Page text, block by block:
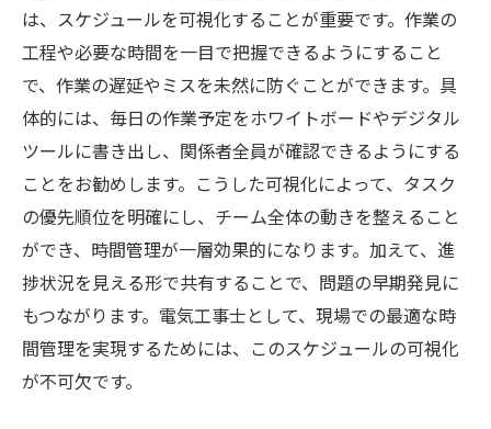
無駄を省いた作業プロセスの構築
問題発生時の迅速な対応法
効率的なチームビルディングの秘訣
チームワークを高める電気工事士の時間管理術
チーム全体の時間感覚を共有
役割分担によるスムーズな作業進行
メンバー間の効果的な情報共有
チームの生産性を高める会議の進め方
アフターフォローによる学習サイクル
チーム目標と時間管理のリンク
電気工事士が直面する時間的課題の解決策
は、スケジュールを可視化することが重要です。作業の
工程や必要な時間を一目で把握できるようにすること
で、作業の遅延やミスを未然に防ぐことができます。具
体的には、毎日の作業予定をホワイトボードやデジタル
ツールに書き出し、関係者全員が確認できるようにする
ことをお勧めします。こうした可視化によって、タスク
の優先順位を明確にし、チーム全体の動きを整えること
ができ、時間管理が一層効果的になります。加えて、進
捗状況を見える形で共有することで、問題の早期発見に
もつながります。電気工事士として、現場での最適な時
間管理を実現するためには、このスケジュールの可視化
が不可欠です。